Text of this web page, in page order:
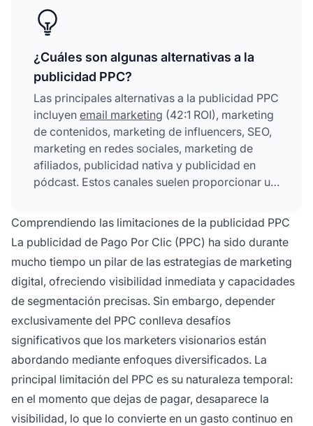
¿Cuáles son algunas alternativas a la
publicidad PPC?
Las principales alternativas a la publicidad PPC
incluyen email marketing (42:1 ROI), marketing
de contenidos, marketing de influencers, SEO,
marketing en redes sociales, marketing de
afiliados, publicidad nativa y publicidad en
pódcast. Estos canales suelen proporcionar un
adquisición de clientes y un crecimiento
sostenible en comparación con la visibilidad
inmediata pero temporal del PPC.
Comprendiendo las limitaciones de la publicidad PPC
La publicidad de Pago Por Clic (PPC) ha sido durante
mucho tiempo un pilar de las estrategias de marketing
digital, ofreciendo visibilidad inmediata y capacidades
de segmentación precisas. Sin embargo, depender
exclusivamente del PPC conlleva desafíos
significativos que los marketers visionarios están
abordando mediante enfoques diversificados. La
principal limitación del PPC es su naturaleza temporal:
en el momento que dejas de pagar, desaparece la
visibilidad, lo que lo convierte en un gasto continuo en